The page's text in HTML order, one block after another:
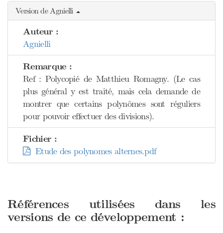
Version de Agnielli
Auteur :
Agnielli
Remarque :
Ref : Polycopié de Matthieu Romagny. (Le cas
plus général y est traité, mais cela demande de
montrer que certains polynômes sont réguliers
pour pouvoir effectuer des divisions).
Fichier :
Etude des polynomes alternes.pdf
Références utilisées dans les
versions de ce développement :